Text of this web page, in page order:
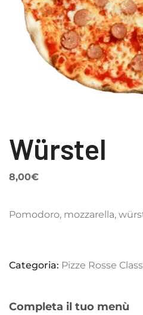
Würstel
8,00€
Pomodoro, mozzarella,
Categoria: Pizze Rosse
Completa il tuo menù